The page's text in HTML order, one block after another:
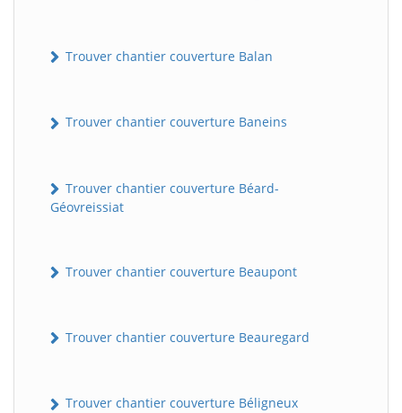
Trouver chantier couverture Balan
Trouver chantier couverture Baneins
Trouver chantier couverture Béard-
Géovreissiat
Trouver chantier couverture Beaupont
Trouver chantier couverture Beauregard
Trouver chantier couverture Béligneux